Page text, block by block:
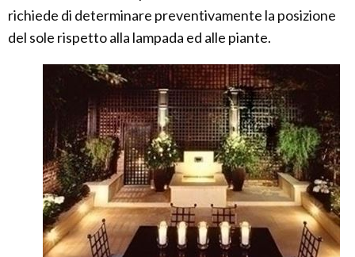
richiede di determinare preventivamente la posizione
del sole rispetto alla lampada ed alle piante.